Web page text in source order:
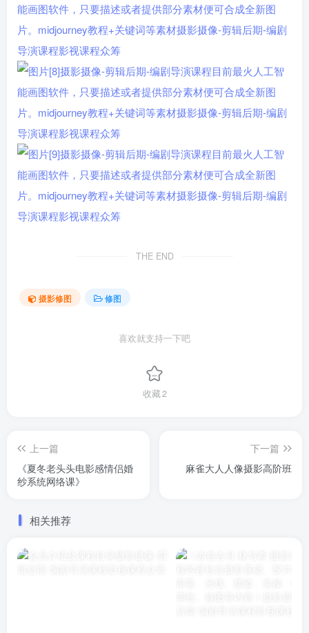
THE END
摄影修图 修图
喜欢就支持一下吧
收藏2
上一篇
《夏冬老头头电影感情侣婚
纱系统网络课》
下一篇
麻雀大人人像摄影高阶班
相关推荐